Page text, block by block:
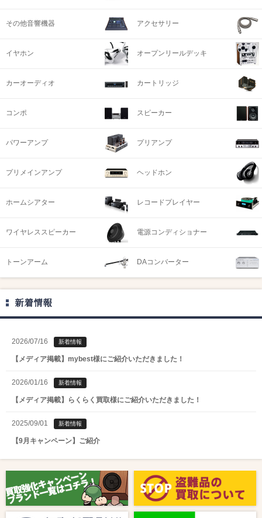
その他音響機器 アクセサリー
イヤホン オープンリールデッキ
カーオーディオ カートリッジ
コンポ スピーカー
パワーアンプ プリアンプ
プリメインアンプ ヘッドホン
ホームシアター レコードプレイヤー
ワイヤレススピーカー 電源コンディショナー
トーンアーム DAコンバーター
新着情報
2026/07/16 新着情報
【メディア掲載】mybest様にご紹介いただきました！
2026/01/16 新着情報
【メディア掲載】らくらく買取様にご紹介いただきました！
2025/09/01 新着情報
【9月キャンペーン】ご紹介
【8月キャンペーン】ご紹介
2024/10/04 新着情報